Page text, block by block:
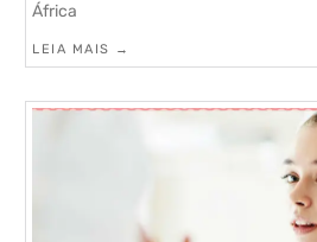
África
LEIA MAIS →